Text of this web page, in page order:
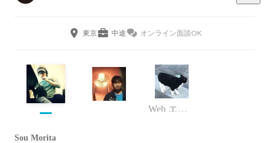
東京 中途 オンライン面談OK
Web エンジニア
Sou Morita